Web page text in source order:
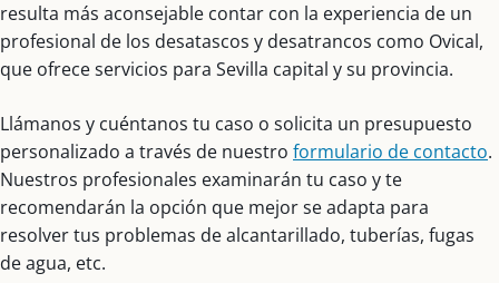
resulta más aconsejable contar con la experiencia de un
profesional de los desatascos y desatrancos como Ovical,
que ofrece servicios para Sevilla capital y su provincia.
Llámanos y cuéntanos tu caso o solicita un presupuesto
personalizado a través de nuestro formulario de contacto.
Nuestros profesionales examinarán tu caso y te
recomendarán la opción que mejor se adapta para
resolver tus problemas de alcantarillado, tuberías, fugas
de agua, etc.